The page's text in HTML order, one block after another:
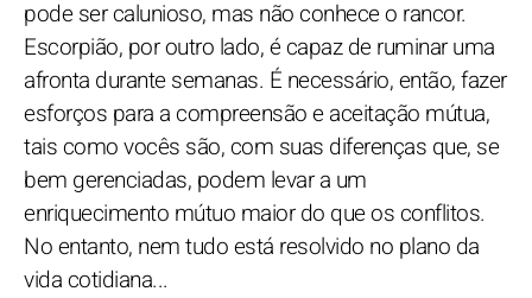
pode ser calunioso, mas não conhece o rancor.
Escorpião, por outro lado, é capaz de ruminar uma
afronta durante semanas. É necessário, então, fazer
esforços para a compreensão e aceitação mútua,
tais como vocês são, com suas diferenças que, se
bem gerenciadas, podem levar a um
enriquecimento mútuo maior do que os conflitos.
No entanto, nem tudo está resolvido no plano da
vida cotidiana...